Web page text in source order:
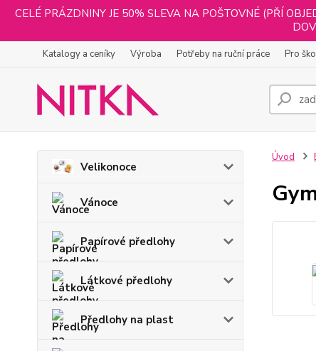
CELÉ PRÁZDNINY JE 50% SLEVA NA POŠTOVNÉ (PŘÍ
Katalogy a ceníky Výroba Potřeby na ruční práce Pro
Velikonoce
Vánoce
Papírové předlohy
Látkové předlohy
Předlohy na plast
Úvod